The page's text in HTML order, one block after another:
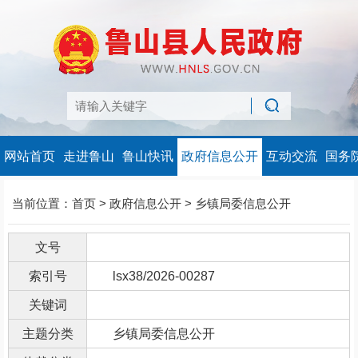
网站首页 走进鲁山 鲁山快讯 政府信息公开 互动交流 国务
当前位置： 首页 > 政府信息公开 > 乡镇局委信息公开
文号
索引号 lsx38/2026-00287
关键词
主题分类 乡镇局委信息公开